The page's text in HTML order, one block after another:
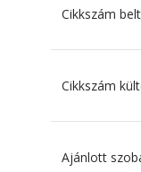
Cikkszám
Cikkszám
Ajánlott